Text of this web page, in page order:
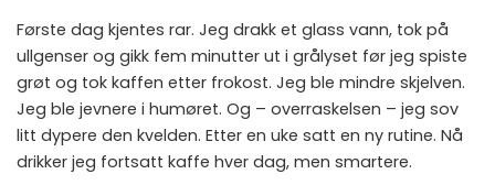
Første dag kjentes rar. Jeg drakk et glass vann, tok på
ullgenser og gikk fem minutter ut i grålyset før jeg spiste
grøt og tok kaffen etter frokost. Jeg ble mindre skjelven.
Jeg ble jevnere i humøret. Og – overraskelsen – jeg sov
litt dypere den kvelden. Etter en uke satt en ny rutine. Nå
drikker jeg fortsatt kaffe hver dag, men smartere.